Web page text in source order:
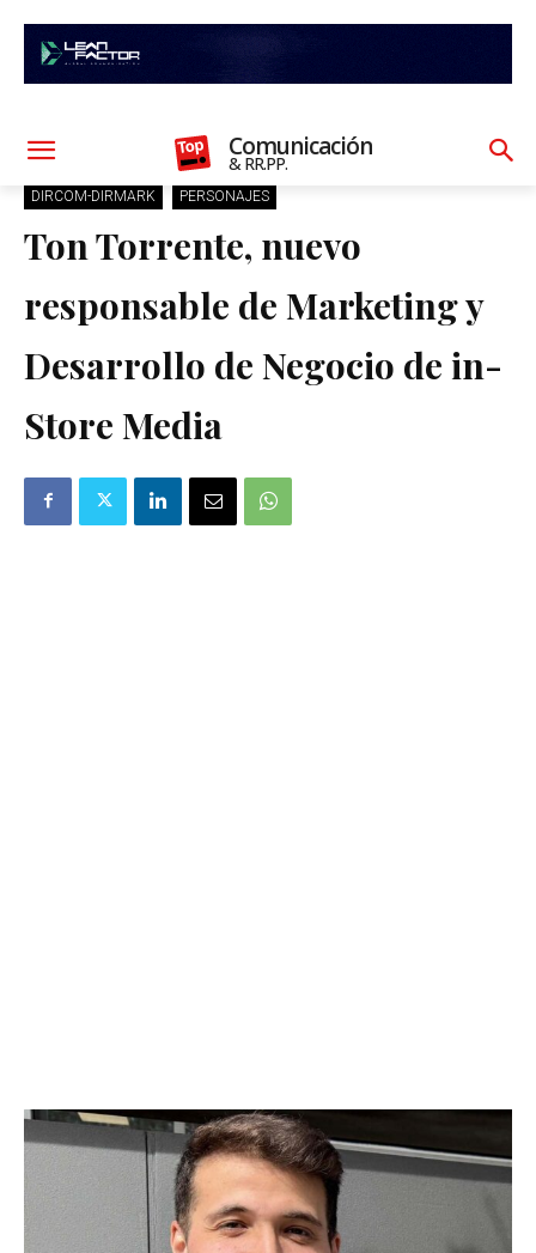
Comunicación
& RR.PP.
DIRCOM-DIRMARK PERSONAJES
Ton Torrente, nuevo
responsable de Marketing y
Desarrollo de Negocio de in-
Store Media